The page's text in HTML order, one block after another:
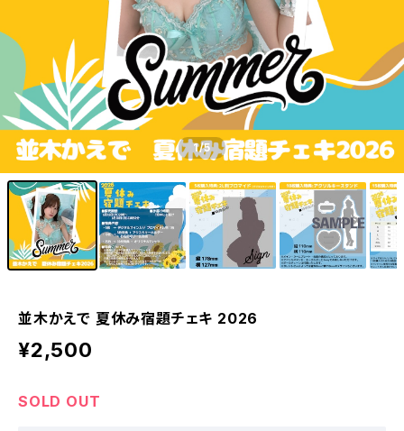
1/5
並木かえで 夏休み宿題チェキ 2026
¥2,500
SOLD OUT